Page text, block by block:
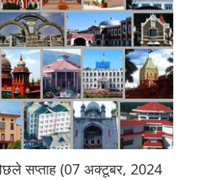
सप्ताह (07 अक्टूबर, 2024